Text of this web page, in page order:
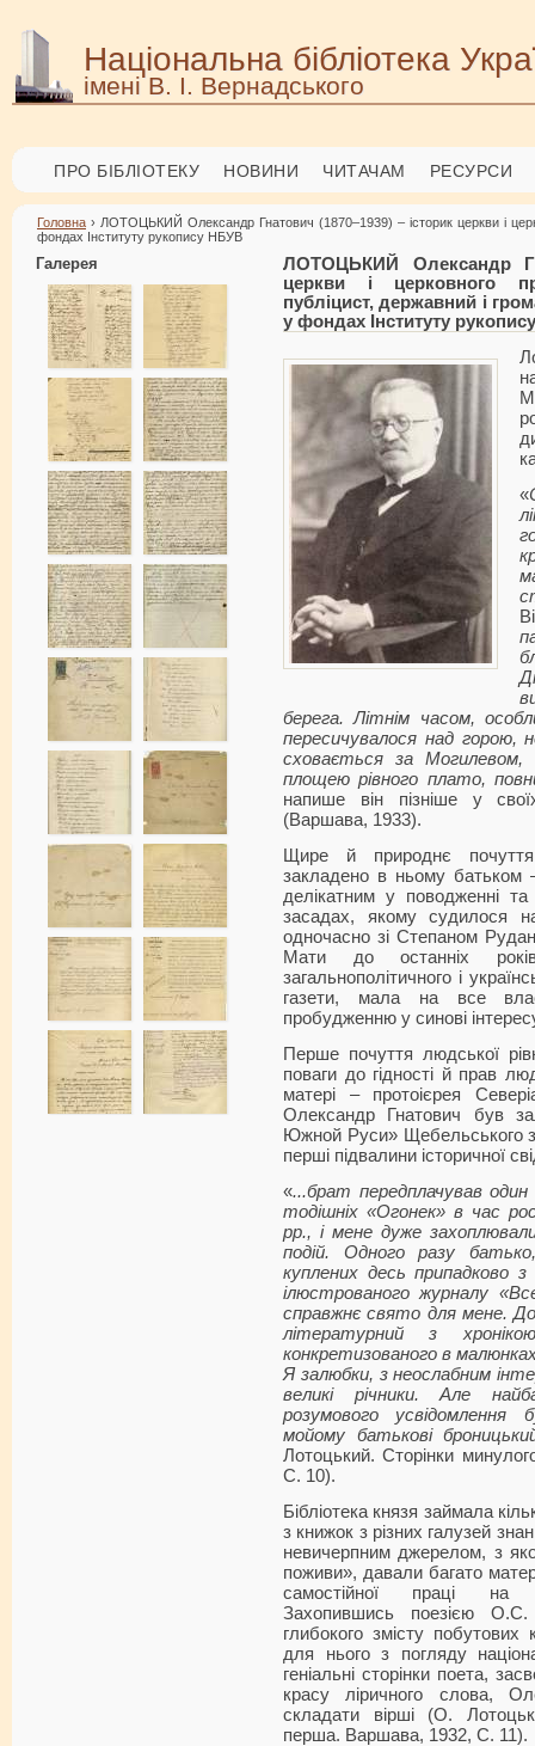
Національна бібліотека
імені В. І. Вернадського
ПРО БІБЛІОТЕКУ НОВИНИ ЧИТАЧАМ РЕСУРСИ
Головна › ЛОТОЦЬКИЙ Олександр Гнатович (1870–1939) – історик церкви і
фондах Інституту рукопису НБУВ
Галерея
ЛОТОЦЬКИЙ Олександр
церкви і церковного
публіцист, державний і
у фондах Інституту
«
берега. Літнім часом,
пересичувалося над горою,
сховається за
площею рівного плато,
напише він пізніше у
(Варшава, 1933).
Щире й природнє почуття
закладено в ньому батьком
делікатним у поводженні
засадах, якому судилося
одночасно зі Степаном
Мати до останніх
загальнополітичного і
газети, мала на все
пробудженню у синові
Перше почуття людської
поваги до гідності й прав
матері – протоієрея
Олександр Гнатович був
Южной Руси» Щебельського з
перші підвалини історичної
«...брат передплачував
тодішніх «Огонек» в час
рр., і мене дуже
подій. Одного разу
куплених десь припадково з
ілюстрованого журналу
справжнє свято для мене.
літературний з
конкретизованого в
Я залюбки, з неослабним
великі річники. Але
розумового усвідомлення
мойому батькові
Лотоцький. Сторінки
С. 10).
Бібліотека князя займала
з книжок з різних галузей
невичерпним джерелом, з
поживи», давали багато
самостійної праці на
Захопившись поезією
глибокого змісту
для нього з погляду
геніальні сторінки поета,
красу ліричного слова,
складати вірші (О.
перша. Варшава, 1932, С. 11).